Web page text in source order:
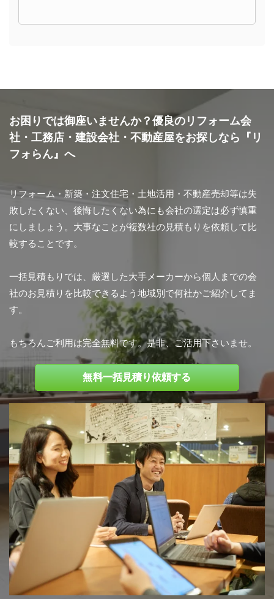
お困りでは御座いませんか？優良のリフォーム会
社・工務店・建設会社・不動産屋をお探しなら『リ
フォらん』へ
リフォーム・新築・注文住宅・土地活用・不動産売却等は失
敗したくない、後悔したくない為にも会社の選定は必ず慎重
にしましょう。大事なことが複数社の見積もりを依頼して比
較することです。
一括見積もりでは、厳選した大手メーカーから個人までの会
社のお見積りを比較できるよう地域別で何社かご紹介してま
す。
もちろんご利用は完全無料です。是非、ご活用下さいませ。
無料一括見積り依頼する